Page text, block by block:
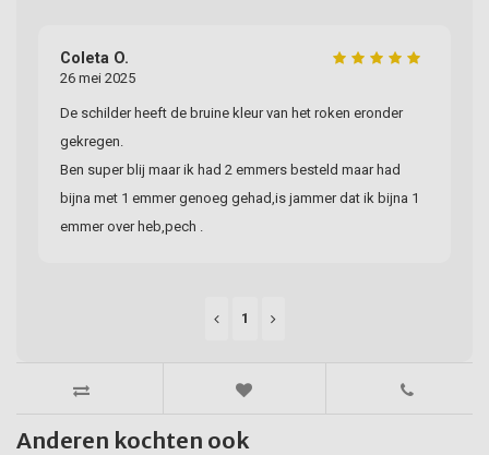
Coleta O.
26 mei 2025
De schilder heeft de bruine kleur van het roken eronder
gekregen.
Ben super blij maar ik had 2 emmers besteld maar had
bijna met 1 emmer genoeg gehad,is jammer dat ik bijna 1
emmer over heb,pech .
1
Anderen kochten ook